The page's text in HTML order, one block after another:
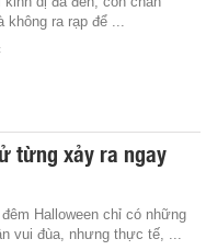
ra rạp để ...
từng xảy ra ngay
Halloween chỉ có những
vui đùa, nhưng thực tế, ...